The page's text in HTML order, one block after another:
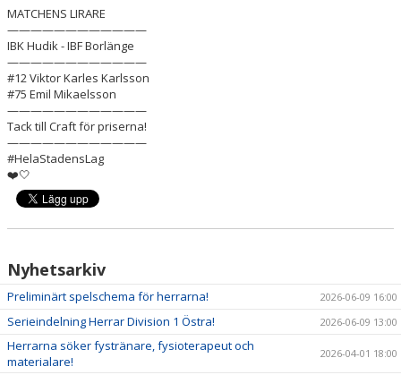
BILDER
DOKUMENT
KONTAKT
WEBBSÄNDNINGAR
MATCHENS LIRARE
————————————
IBK Hudik - IBF Borlänge
————————————
#12 Viktor Karles Karlsson
#75 Emil Mikaelsson
————————————
Tack till Craft för priserna!
————————————
#HelaStadensLag
❤️🤍
Nyhetsarkiv
Preliminärt spelschema för herrarna! 2026-06-09 16:00
Serieindelning Herrar Division 1 Östra! 2026-06-09 13:00
Herrarna söker fystränare, fysioterapeut och
materialare!
2026-04-01 18:00